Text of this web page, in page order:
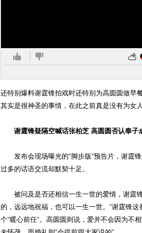
还特别爆料谢霆锋拍戏时还特别为高圆圆做早
其实是很神圣的事情，在此之前真是没有为女
谢霆锋疑隔空喊话张柏芝 高圆圆否认奉子
发布会现场曝光的“脚步版”预告片，谢霆锋
过多的话语交流却默契十足。
被问及是否还相信一生一世的爱情，谢霆锋
的，远远地祝福，也可以一生一世。”谢霆锋
个“暖心前任”。高圆圆则说，爱并不会因为不